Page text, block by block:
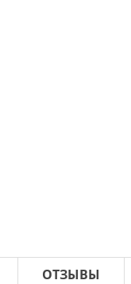
ОТЗЫВЫ